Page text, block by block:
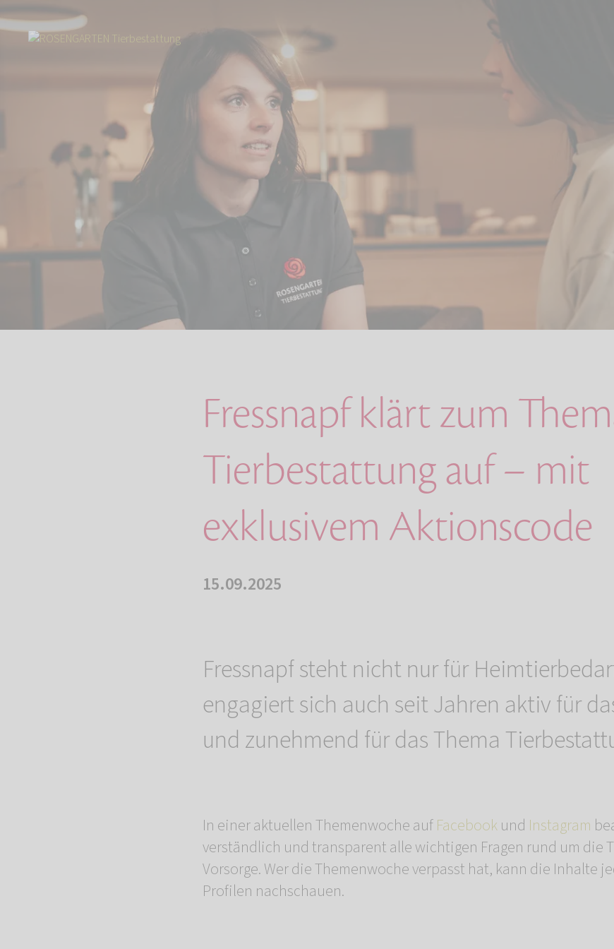
Fressnapf klärt zum Thema Tierbestattung auf – mit exklusivem Aktionscode
Fressnapf klärt zum
Tierbestattung auf – mit
exklusivem Aktionscode
15.09.2025
Fressnapf steht nicht nur für
engagiert sich auch seit Jahren aktiv für
und zunehmend für das Thema
In einer aktuellen Themenwoche aufFacebookund Instagram
verständlich und transparent alle wichtigen Fragen rund um die
Vorsorge. Wer die Themenwoche verpasst hat, kann die Inhalte
Profilen nachschauen.